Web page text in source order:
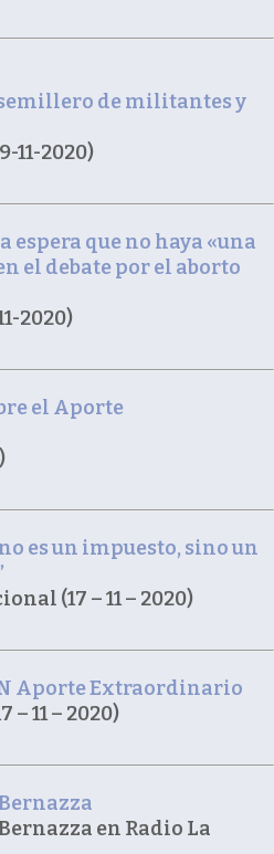
de militantes y
11-2020)
espera que no haya «una
el debate por el aborto
2020)
el Aporte
es un impuesto, sino un
(17 – 11 – 2020)
Aporte Extraordinario
– 11 – 2020)
en Radio La